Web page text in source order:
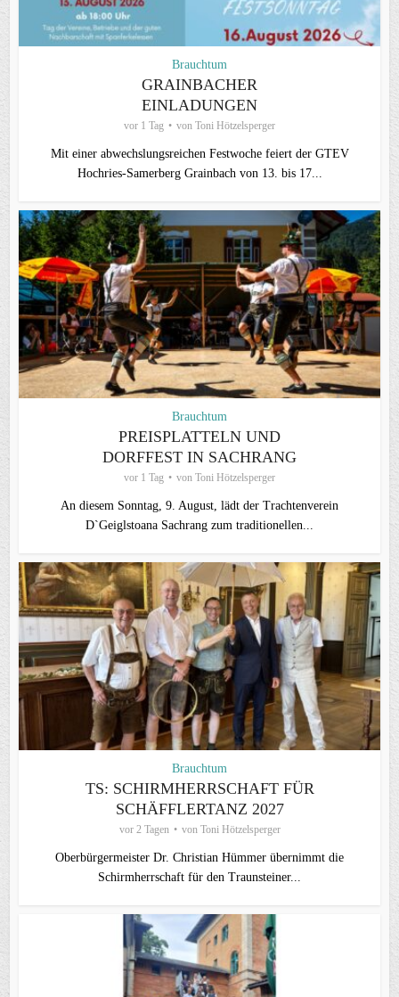
Brauchtum
GRAINBACHER
EINLADUNGEN
vor 1 Tag von Toni Hötzelsperger
Mit einer abwechslungsreichen Festwoche feiert der GTEV
Hochries-Samerberg Grainbach von 13. bis 17...
Brauchtum
PREISPLATTELN UND
DORFFEST IN SACHRANG
vor 1 Tag von Toni Hötzelsperger
An diesem Sonntag, 9. August, lädt der Trachtenverein
D`Geiglstoana Sachrang zum traditionellen...
Brauchtum
TS: SCHIRMHERRSCHAFT FÜR
SCHÄFFLERTANZ 2027
vor 2 Tagen von Toni Hötzelsperger
Oberbürgermeister Dr. Christian Hümmer übernimmt die
Schirmherrschaft für den Traunsteiner...